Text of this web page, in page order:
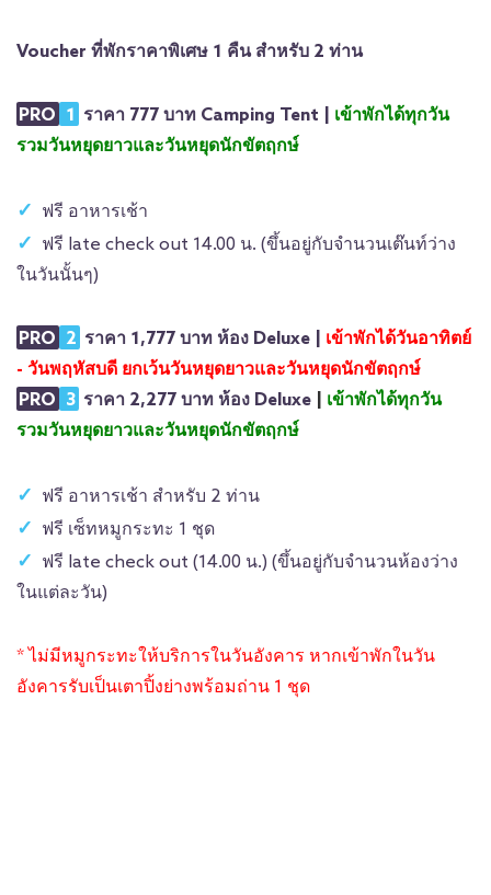
Voucher ที่พักราคาพิเศษ 1 คืน สำหรับ 2 ท่าน
PRO 1 ราคา 777 บาท Camping Tent | เข้าพักได้ทุกวัน
รวมวันหยุดยาวและวันหยุดนักขัตฤกษ์
ฟรี อาหารเช้า
ฟรี late check out 14.00 น. (ขึ้นอยู่กับจำนวนเต๊นท์ว่าง
ในวันนั้นๆ)
PRO 2 ราคา 1,777 บาท ห้อง Deluxe |
เข้าพักได้วันอาทิตย์
- วันพฤหัสบดี ยกเว้นวันหยุดยาวและวันหยุดนักขัตฤกษ์
PRO 3 ราคา 2,277 บาท ห้อง Deluxe
เข้าพักได้ทุกวัน
รวมวันหยุดยาวและวันหยุดนักขัตฤกษ์
ฟรี อาหารเช้า สำหรับ 2 ท่าน
ฟรี เซ็ทหมูกระทะ 1 ชุด
ฟรี late check out (14.00 น.) (ขึ้นอยู่กับจำนวนห้องว่าง
ในแต่ละวัน)
* ไม่มีหมูกระทะให้บริการในวันอังคาร หากเข้าพักในวัน
อังคารรับเป็นเตาปิ้งย่างพร้อมถ่าน 1 ชุด